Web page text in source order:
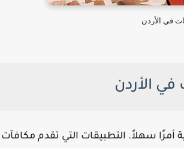
في الأردن
الأردن
أمرًا سهلاً. التطبيقات التي تقدم مكافآت